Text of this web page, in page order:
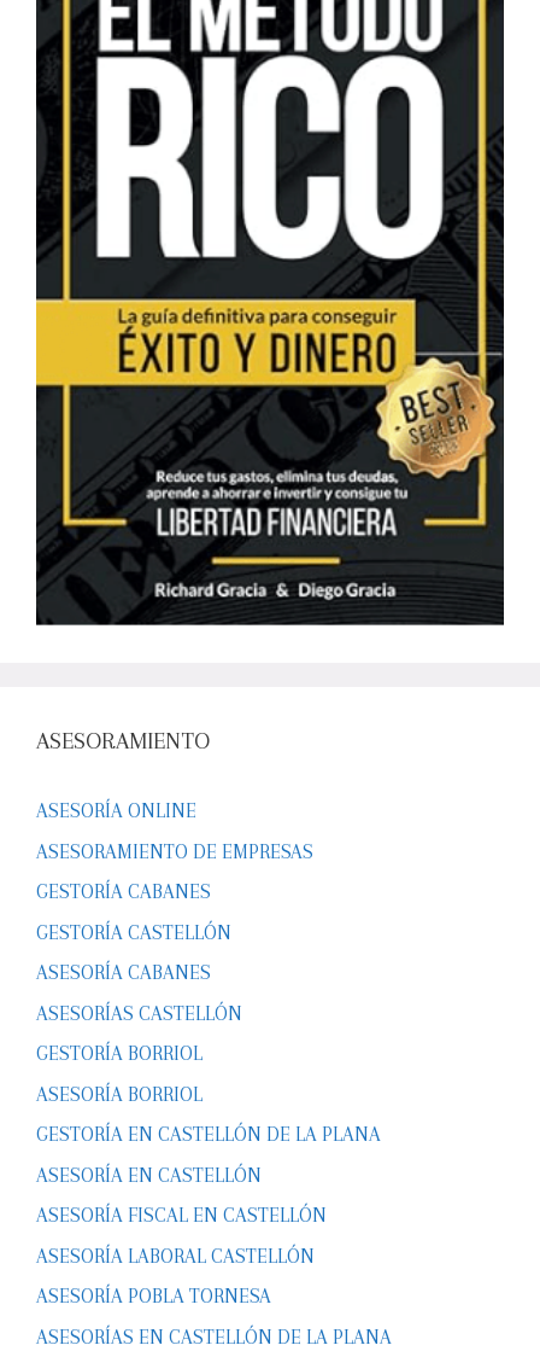
ASESORAMIENTO
ASESORÍA ONLINE
ASESORAMIENTO DE EMPRESAS
GESTORÍA CABANES
GESTORÍA CASTELLÓN
ASESORÍA CABANES
ASESORÍAS CASTELLÓN
GESTORÍA BORRIOL
ASESORÍA BORRIOL
GESTORÍA EN CASTELLÓN DE LA PLANA
ASESORÍA EN CASTELLÓN
ASESORÍA FISCAL EN CASTELLÓN
ASESORÍA LABORAL CASTELLÓN
ASESORÍA POBLA TORNESA
ASESORÍAS EN CASTELLÓN DE LA PLANA